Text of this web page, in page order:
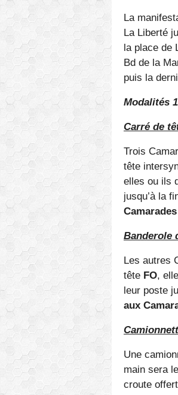
La
La Liberté
la place de
Bd de la
puis la
Modalités
Carré de
Trois
tête
elles ou ils
jusqu’à la
Banderole
Les autres
tête FO,
leur poste
aux
Une
main sera
croute